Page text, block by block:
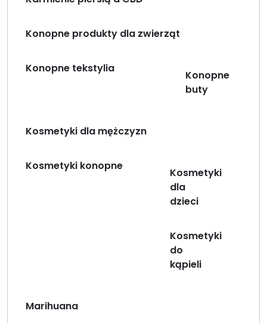
Konopne produkty dla zwierząt
Konopne tekstylia
Konopne
buty
Kosmetyki dla mężczyzn
Kosmetyki konopne
Kosmetyki
dla
dzieci
Kosmetyki
do
kąpieli
Marihuana